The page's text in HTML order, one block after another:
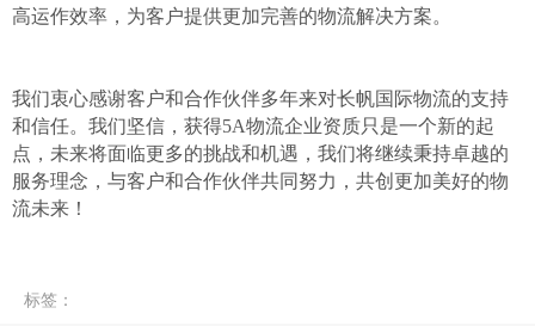
高运作效率，为客户提供更加完善的物流解决方案。
我们衷心感谢客户和合作伙伴多年来对长帆国际物流的支持
和信任。我们坚信，获得5A物流企业资质只是一个新的起
点，未来将面临更多的挑战和机遇，我们将继续秉持卓越的
服务理念，与客户和合作伙伴共同努力，共创更加美好的物
流未来！
标签 ：